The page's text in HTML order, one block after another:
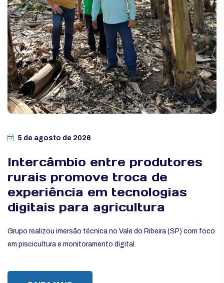
5 de agosto de 2026
Intercâmbio entre produtores
rurais promove troca de
experiência em tecnologias
digitais para agricultura
Grupo realizou imersão técnica no Vale do Ribeira (SP) com foco
em piscicultura e monitoramento digital.